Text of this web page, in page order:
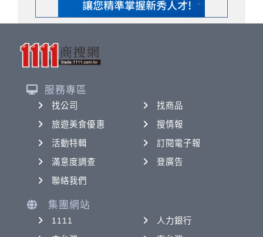
服務專區
找公司
找商品
旅遊美食優惠
搜情報
活動特輯
訂閱電子報
滿意度調查
登廣告
聯絡我們
集團網站
1111
人力銀行